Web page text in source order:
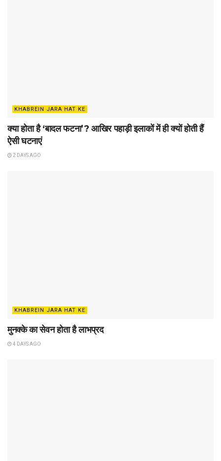
KHABREIN JARA HAT KE
क्या होता है ‘बादल फटना’? आखिर पहाड़ी इलाकों में ही क्यों होती हैं
ऐसी घटनाएं
2 DAYS AGO
KHABREIN JARA HAT KE
मुनक्के का सेवन होता है लाभप्रद
4 DAYS AGO